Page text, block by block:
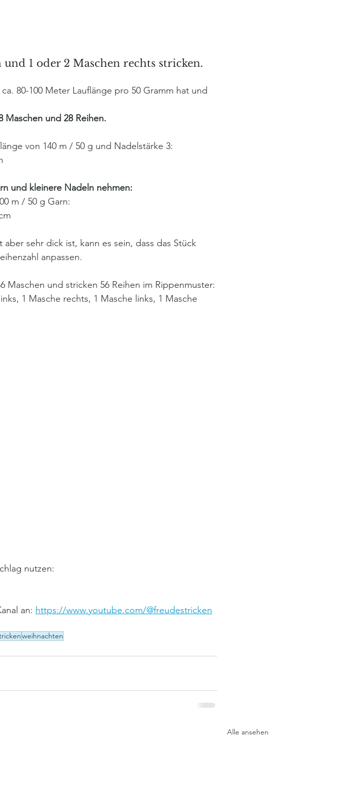
1 oder 2 Maschen rechts stricken.
80-100 Meter Lauflänge pro 50 Gramm hat und
Maschen und 28 Reihen.
von 140 m / 50 g und Nadelstärke 3:
und kleinere Nadeln nehmen:
m / 50 g Garn:
sehr dick ist, kann es sein, dass das Stück
anpassen.
Maschen und stricken 56 Reihen im Rippenmuster:
1 Masche rechts, 1 Masche links, 1 Masche
nutzen:
an: https://www.youtube.com/@freudestricken
weihnachten
Alle ansehen